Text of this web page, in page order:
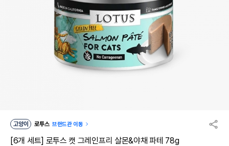
고양이 로투스 브랜드관 이동
[6개 세트] 로투스 캣 그레인프리 살몬&야채 파테 78g